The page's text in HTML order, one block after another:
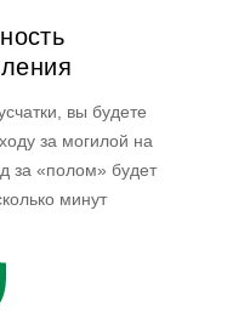
вы будете
за могилой на
за «полом» будет
минут